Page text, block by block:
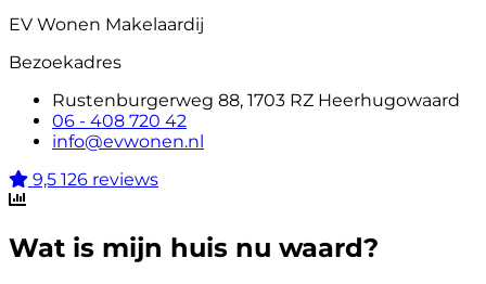
EV Wonen Makelaardij
Bezoekadres
Rustenburgerweg 88, 1703 RZ Heerhugowaard
06 - 408 720 42
info@evwonen.nl
9,5 126 reviews
Wat is mijn huis nu waard?